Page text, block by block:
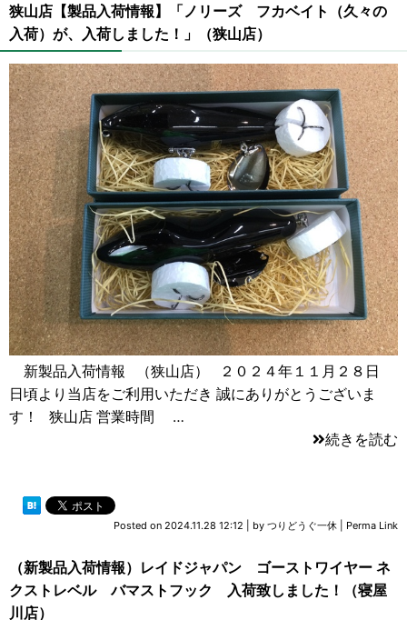
狭山店【製品入荷情報】「ノリーズ フカベイト（久々の
入荷）が、入荷しました！」（狭山店）
新製品入荷情報 （狭山店） ２０２４年１１月２８日
日頃より当店をご利用いただき 誠にありがとうございま
す！ 狭山店 営業時間 …
続きを読む
Posted on 2024.11.28 12:12 by つりどうぐ一休 Perma Link
（新製品入荷情報）レイドジャパン ゴーストワイヤー ネ
クストレベル バマストフック 入荷致しました！（寝屋
川店）